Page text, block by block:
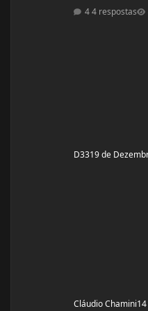
RDL: 3x8 - 37,5kg Panturilha com uma perna 3x20 - 8kg
4 respostas
D3319 de
Cláudio Chamini